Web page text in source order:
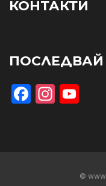
КОНТАКТИ
ПОСЛЕДВАЙ
©